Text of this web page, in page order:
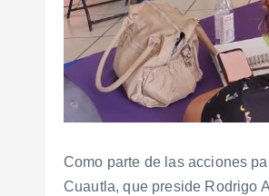
Como parte de las acciones
Cuautla, que preside Rodrigo